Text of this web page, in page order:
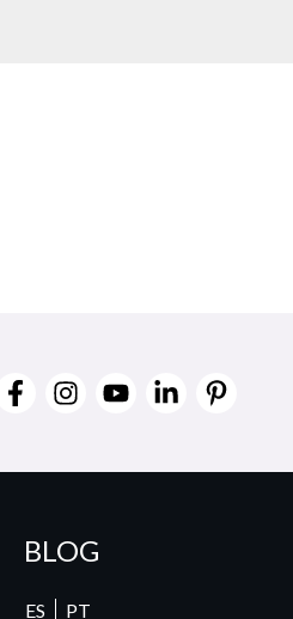
BLOG
ES PT